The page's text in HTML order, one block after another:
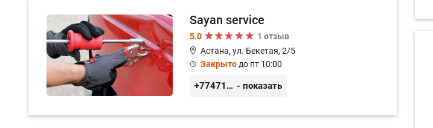
Sayan service
5.0
1 отзыв
Астана, ул. Бекетая, 2/5
Закрытодо пт 10:00
+77471114340 - показать